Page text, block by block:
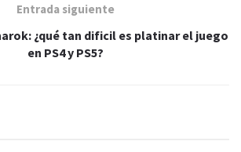
Entrada siguiente
¿qué tan dificil es platinar el juego
en PS4 y PS5?